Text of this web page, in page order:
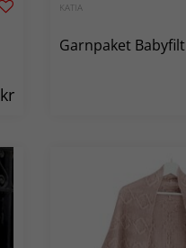
kr
KATIA
Garnpaket Babyfilt